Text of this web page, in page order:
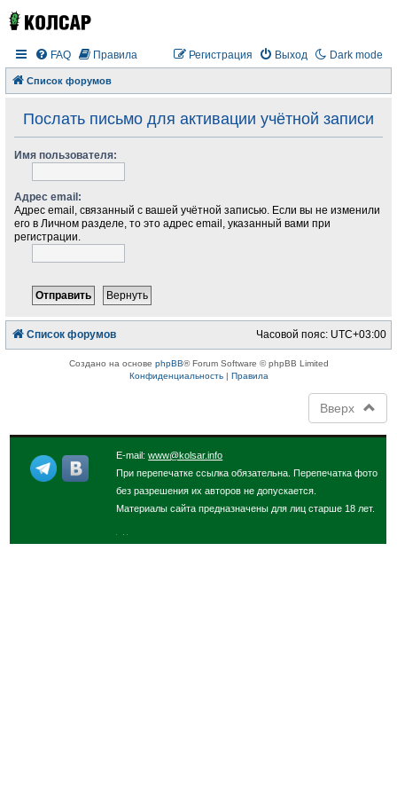
Dark mode
FAQ Правила Выход
Регистрация
Список форумов
Послать письмо для активации учётной записи
Имя пользователя:
Адрес email:
Адрес email, связанный с вашей учётной записью. Если вы не изменили
его в Личном разделе, то это адрес email, указанный вами при
регистрации.
Список форумов Часовой пояс: UTC+03:00
Создано на основе phpBB® Forum Software © phpBB Limited
Конфиденциальность| Правила
Вверх
E-mail:www@kolsar.info
При перепечатке ссылка обязательна. Перепечатка фото
без разрешения их авторов не допускается.
Материалы сайта предназначены для лиц старше 18 лет.